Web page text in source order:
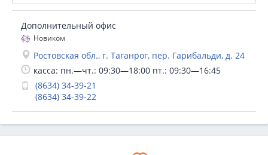
Дополнительный офис
Новиком
Ростовская обл., г. Таганрог, пер. Гарибальди, д. 24
касса: пн.—чт.: 09:30—18:00 пт.: 09:30—16:45
(8634) 34-39-21
(8634) 34-39-22